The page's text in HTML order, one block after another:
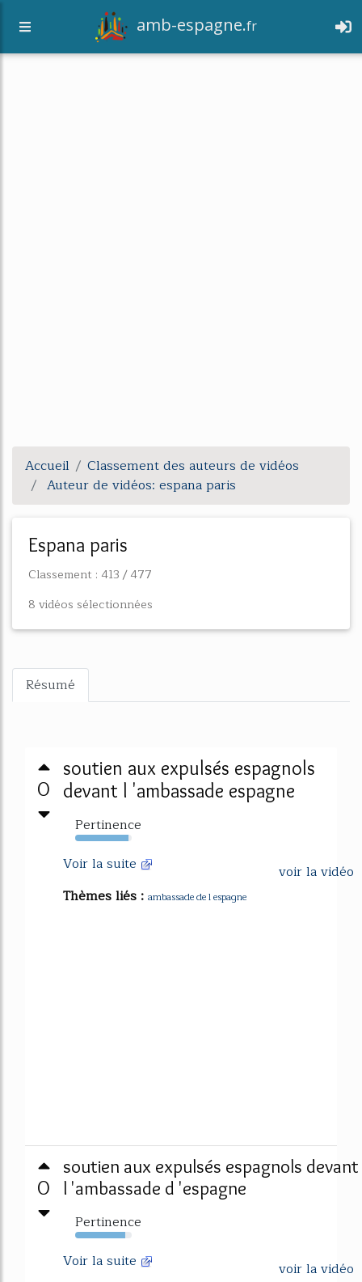
amb-espagne.fr
Accueil
Classement des auteurs de vidéos
Auteur de vidéos: espana paris
espana paris
Classement : 413 / 477
8 vidéos sélectionnées
Résumé
0
soutien aux expulsés espagnols
devant l 'ambassade espagne
Pertinence
94%
voir la vidéo
Voir la suite
Thèmes liés : ambassade de l espagne
0
soutien aux expulsés espagnols devant
l 'ambassade d 'espagne
Pertinence
89%
voir la vidéo
Voir la suite